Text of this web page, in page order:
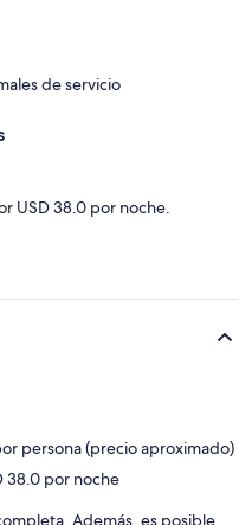
de servicio
USD 38.0 por noche.
persona (precio aproximado)
38.0 por noche
Además, es posible